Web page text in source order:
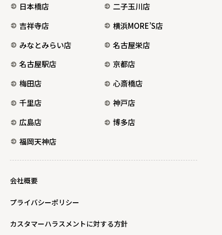
日本橋店
二子玉川店
吉祥寺店
横浜MORE’S店
みなとみらい店
名古屋栄店
名古屋駅店
京都店
梅田店
心斎橋店
千里店
神戸店
広島店
博多店
福岡天神店
会社概要
プライバシーポリシー
カスタマーハラスメントに対する方針